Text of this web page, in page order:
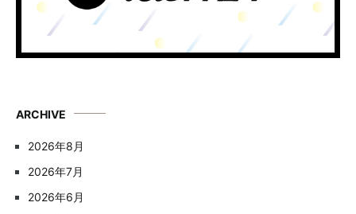
ARCHIVE
2026年8月
2026年7月
2026年6月